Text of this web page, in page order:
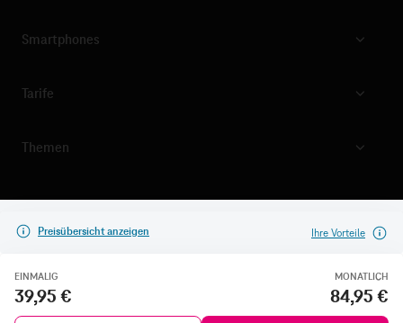
Smartphones
Tarife
Themen
Preisübersicht anzeigen Ihre Vorteile
EINMALIG
39,95 €
MONATLICH
84,95 €